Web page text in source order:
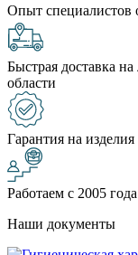
Опыт специалистов
Быстрая доставка
области
Гарантия на изделия
Работаем с 2005 года
Наши документы